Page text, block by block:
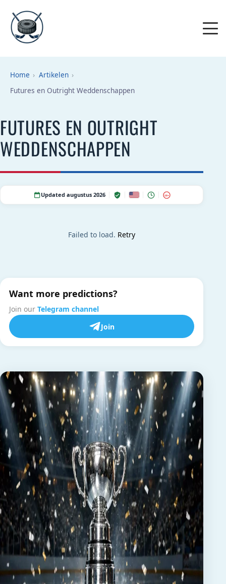
Home
Artikelen
Futures en Outright Weddenschappen
FUTURES EN OUTRIGHT
WEDDENSCHAPPEN
Updated augustus 2026 18+
Failed to load. Retry
Want more predictions?
Join our Telegram channel
Join